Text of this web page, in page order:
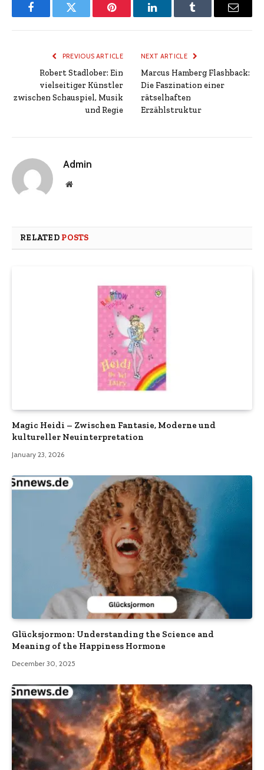
FacebookTwitter Pinterest LinkedInTumblr Email
PREVIOUS ARTICLE
Robert Stadlober: Ein
vielseitiger Künstler
zwischen Schauspiel, Musik
und Regie
NEXT ARTICLE
Marcus Hamberg Flashback:
Die Faszination einer
rätselhaften
Erzählstruktur
Admin
Website
RELATED POSTS
Magic Heidi – Zwischen Fantasie, Moderne und
kultureller Neuinterpretation
January 23, 2026
Glücksjormon: Understanding the Science and
Meaning of the Happiness Hormone
December 30, 2025